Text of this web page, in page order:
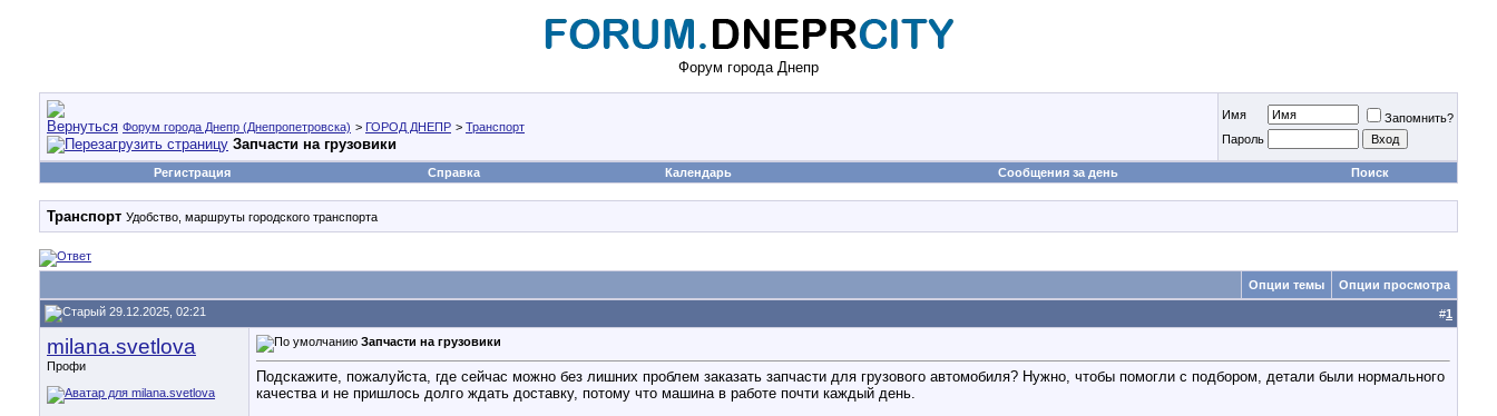
Форум города Днепр
Форум города Днепр (Днепропетровска) > ГОРОД ДНЕПР > Транспорт
Запчасти на грузовики
Имя
Запомнить?
Пароль
Регистрация Справка Календарь Сообщения за день Поиск
Транспорт Удобство, маршруты городского транспорта
Опции темы
Опции просмотра
29.12.2025, 02:21
#1
milana.svetlova
Профи
Запчасти на грузовики
Подскажите, пожалуйста, где сейчас можно без лишних проблем заказать запчасти для грузового автомобиля? Нужно, чтобы помогли с подбором, детали были нормального
качества и не пришлось долго ждать доставку, потому что машина в работе почти каждый день.